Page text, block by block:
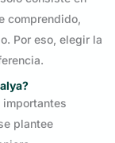
comprendido,
Por eso, elegir la
importantes
plantee